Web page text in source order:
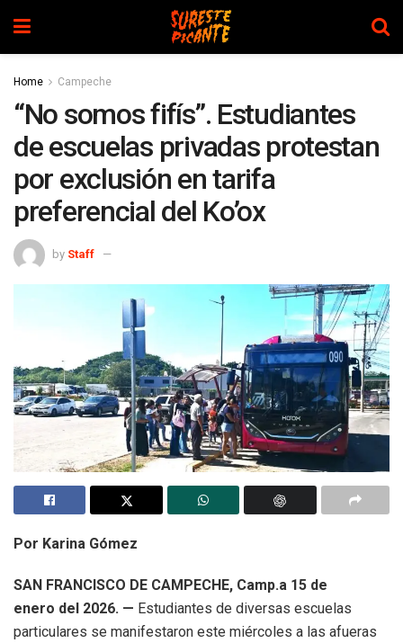
Home Campeche
“No somos fifís”. Estudiantes
de escuelas privadas protestan
por exclusión en tarifa
preferencial del Ko’ox
by Staff
Por Karina Gómez
SAN FRANCISCO DE CAMPECHE, Camp.a 15 de
enero del 2026. — Estudiantes de diversas escuelas
particulares se manifestaron este miércoles a las afueras